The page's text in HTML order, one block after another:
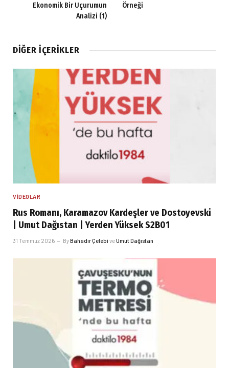
Ekonomik Bir Uçurumun
Analizi (1)
Örneği
DIĞER İÇERIKLER
VIDEOLAR
Rus Romanı, Karamazov Kardeşler ve Dostoyevski
| Umut Dağıstan | Yerden Yüksek S2B01
31 Temmuz 2026 ByBahadır Çelebi veUmut Dağıstan